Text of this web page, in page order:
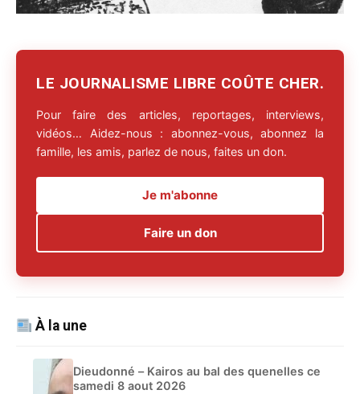
LE JOURNALISME LIBRE COÛTE CHER.
Pour faire des articles, reportages, interviews,
vidéos… Aidez-nous : abonnez-vous, abonnez la
famille, les amis, parlez de nous, faites un don.
Je m'abonne
Faire un don
À la une
Dieudonné – Kairos au bal des quenelles ce
samedi 8 aout 2026